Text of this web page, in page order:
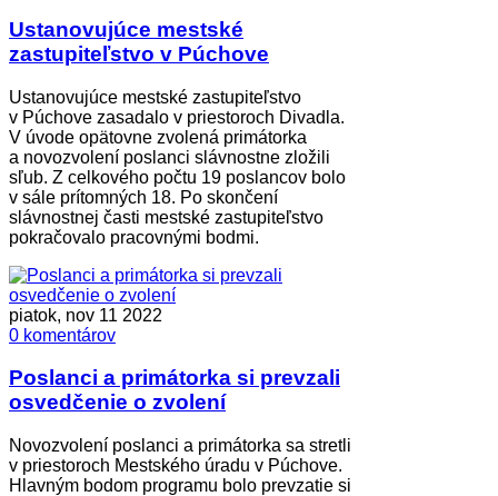
Ustanovujúce mestské
zastupiteľstvo v Púchove
Ustanovujúce mestské zastupiteľstvo
v Púchove zasadalo v priestoroch Divadla.
V úvode opätovne zvolená primátorka
a novozvolení poslanci slávnostne zložili
sľub. Z celkového počtu 19 poslancov bolo
v sále prítomných 18. Po skončení
slávnostnej časti mestské zastupiteľstvo
pokračovalo pracovnými bodmi.
piatok, nov 11 2022
0 komentárov
Poslanci a primátorka si prevzali
osvedčenie o zvolení
Novozvolení poslanci a primátorka sa stretli
v priestoroch Mestského úradu v Púchove.
Hlavným bodom programu bolo prevzatie si